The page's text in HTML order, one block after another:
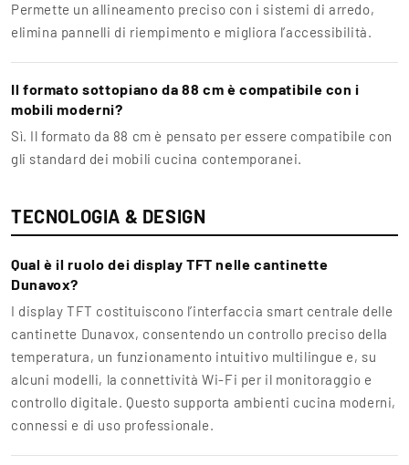
Permette un allineamento preciso con i sistemi di arredo,
elimina pannelli di riempimento e migliora l’accessibilità.
Il formato sottopiano da 88 cm è compatibile con i
mobili moderni?
Sì. Il formato da 88 cm è pensato per essere compatibile con
gli standard dei mobili cucina contemporanei.
TECNOLOGIA & DESIGN
Qual è il ruolo dei display TFT nelle cantinette
Dunavox?
I display TFT costituiscono l’interfaccia smart centrale delle
cantinette Dunavox, consentendo un controllo preciso della
temperatura, un funzionamento intuitivo multilingue e, su
alcuni modelli, la connettività Wi-Fi per il monitoraggio e
controllo digitale. Questo supporta ambienti cucina moderni,
connessi e di uso professionale.